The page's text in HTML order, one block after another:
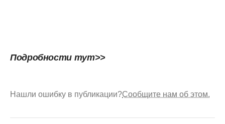
Подробности тут>>
Нашли ошибку в публикации?Сообщите нам об этом.